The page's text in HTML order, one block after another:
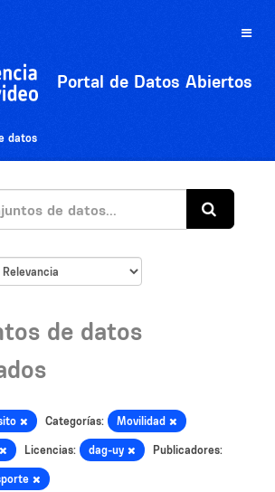
Toggle
Portal de Datos Abiertos
datos
de datos
Categorías: Movilidad
Licencias: dag-uy Publicadores: